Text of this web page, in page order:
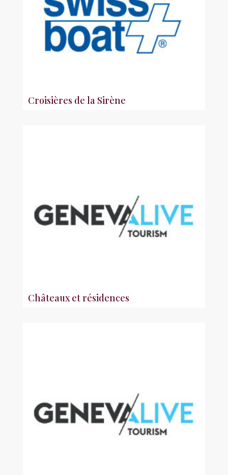
Croisières de la Sirène
Châteaux et résidences